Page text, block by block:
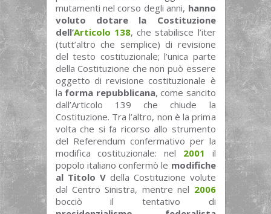
mutamenti nel corso degli anni, hanno
voluto dotare la Costituzione
dell’Articolo 138, che stabilisce l’iter
(tutt’altro che semplice) di revisione
del testo costituzionale; l’unica parte
della Costituzione che non può essere
oggetto di revisione costituzionale è
la forma repubblicana, come sancito
dall’Articolo 139 che chiude la
Costituzione. Tra l’altro, non è la prima
volta che si fa ricorso allo strumento
del Referendum confermativo per la
modifica costituzionale: nel 2001 il
popolo italiano confermò le modifiche
al Titolo Vdella Costituzione volute
dal Centro Sinistra, mentre nel 2006
bocciò il tentativo di